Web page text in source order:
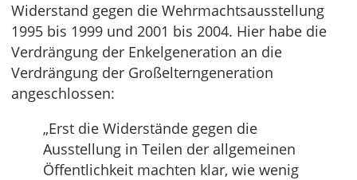
Widerstand gegen die Wehrmachtsausstellung
1995 bis 1999 und 2001 bis 2004. Hier habe die
Verdrängung der Enkelgeneration an die
Verdrängung der Großelterngeneration
angeschlossen:
„Erst die Widerstände gegen die
Ausstellung in Teilen der allgemeinen
Öffentlichkeit machten klar, wie wenig